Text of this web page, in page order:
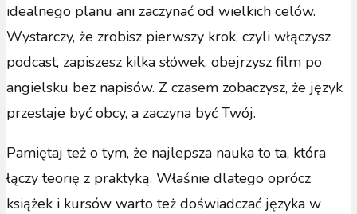
idealnego planu ani zaczynać od wielkich celów.
Wystarczy, że zrobisz pierwszy krok, czyli włączysz
podcast, zapiszesz kilka słówek, obejrzysz film po
angielsku bez napisów. Z czasem zobaczysz, że język
przestaje być obcy, a zaczyna być Twój.
Pamiętaj też o tym, że najlepsza nauka to ta, która
łączy teorię z praktyką. Właśnie dlatego oprócz
książek i kursów warto też doświadczać języka w